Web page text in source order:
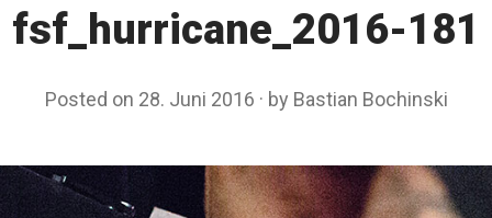
fsf_hurricane_2016-181
Posted on 28. Juni 2016 by Bastian Bochinski